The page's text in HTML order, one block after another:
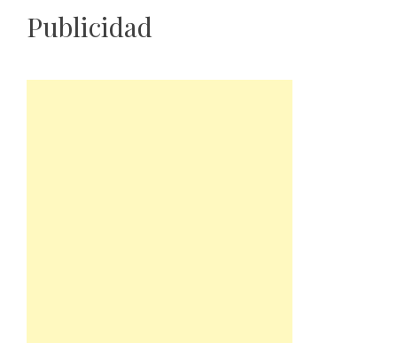
Publicidad